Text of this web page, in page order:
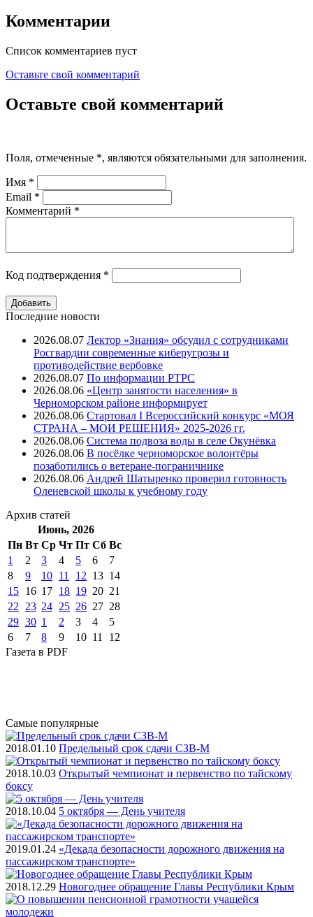
Комментарии
Список комментариев пуст
Оставьте свой комментарий
Оставьте свой комментарий
Поля, отмеченные *, являются обязательными для заполнения.
Имя *
Email *
Комментарий *
Код подтверждения *
Последние новости
2026.08.07 Лектор «Знания» обсудил с сотрудниками
Росгвардии современные киберугрозы и
противодействие вербовке
2026.08.07 ⁠По информации РТРС
2026.08.06 «Центр занятости населения» в
Черноморском районе информирует
2026.08.06 Стартовал I Всероссийский конкурс «МОЯ
СТРАНА – МОИ РЕШЕНИЯ» 2025-2026 гг.
2026.08.06 Система подвоза воды в селе Окунёвка
2026.08.06 В посёлке черноморское волонтёры
позаботились о ветеране-пограничнике
2026.08.06 Андрей Шатыренко проверил готовность
Оленевской школы к учебному году
Архив статей
Июнь, 2026
Пн Вт Ср Чт Пт Cб Вс
1
2 3 4 5 6
7
8
9 10 11 12 13 14
15 16 17 18 19 20 21
22
23 24 25 26 27 28
29 30 1 2 3 4
5
6
7 8 9 10 11
12
Газета в PDF
Самые популярные
2018.01.10 Предельный срок сдачи СЗВ-М
2018.10.03 Открытый чемпионат и первенство по тайскому
боксу
2018.10.04 5 октября — День учителя
2019.01.24 «Декада безопасности дорожного движения на
пассажирском транспорте»
2018.12.29 Новогоднее обращение Главы Республики Крым